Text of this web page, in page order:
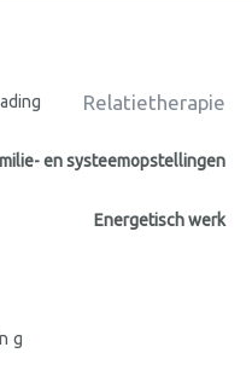
Relatietherapie
en systeemopstellingen
Energetisch werk